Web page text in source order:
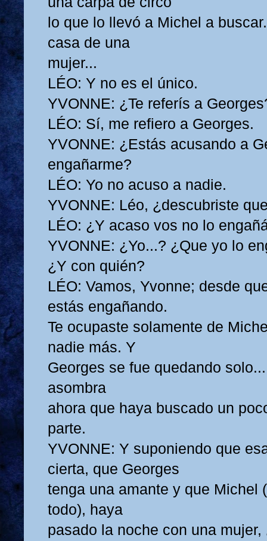
lo que lo llevó a Michel a
casa de una
mujer...
LÉO: Y no es el único.
YVONNE: ¿Te referís a
LÉO: Sí, me refiero a Georges.
YVONNE: ¿Estás acusando a
engañarme?
LÉO: Yo no acuso a nadie.
YVONNE: Léo, ¿descubriste
LÉO: ¿Y acaso vos no lo
YVONNE: ¿Yo...? ¿Que yo lo
¿Y con quién?
LÉO: Vamos, Yvonne; desde
estás engañando.
Te ocupaste solamente de
nadie más. Y
Georges se fue quedando
asombra
ahora que haya buscado un
parte.
YVONNE: Y suponiendo que
cierta, que Georges
tenga una amante y que Michel
todo), haya
pasado la noche con una